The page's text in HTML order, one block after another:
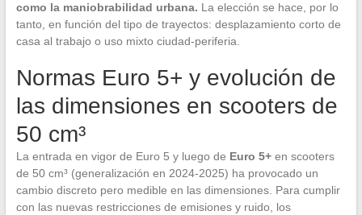
como la maniobrabilidad urbana. La elección se hace, por lo
tanto, en función del tipo de trayectos: desplazamiento corto de
casa al trabajo o uso mixto ciudad-periferia.
Normas Euro 5+ y evolución de
las dimensiones en scooters de
50 cm³
La entrada en vigor de Euro 5 y luego de Euro 5+en scooters
de 50 cm³ (generalización en 2024-2025) ha provocado un
cambio discreto pero medible en las dimensiones. Para cumplir
con las nuevas restricciones de emisiones y ruido, los